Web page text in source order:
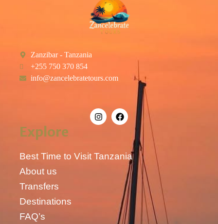
Zanzibar - Tanzania
+255 750 370 854
info@zancelebratetours.com
Explore
Best Time to Visit Tanzania
About us
Transfers
Destinations
FAQ’s